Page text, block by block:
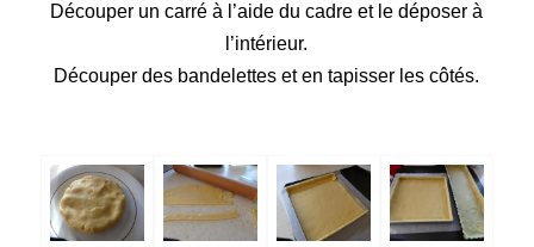
Découper un carré à l’aide du cadre et le déposer à
l’intérieur.
Découper des bandelettes et en tapisser les côtés.